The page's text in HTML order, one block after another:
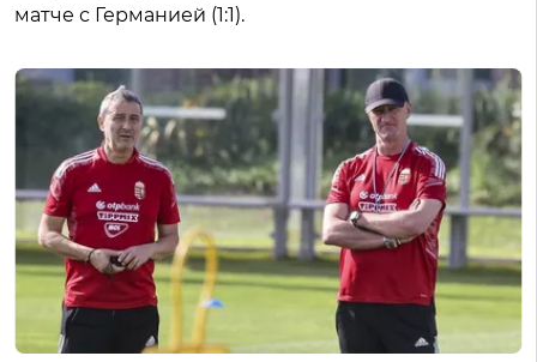
матче с Германией (1:1).